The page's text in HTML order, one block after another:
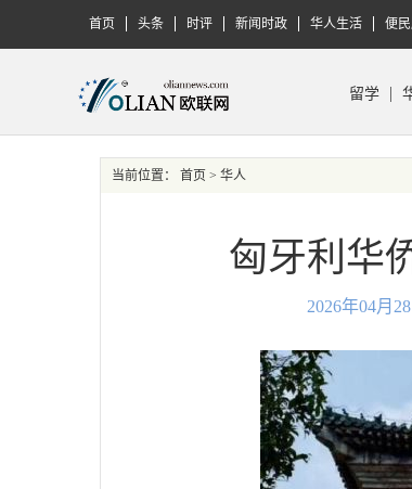
首页 头条 时评 新闻时政 华人生活 便
留学
当前位置： 首页 > 华人
匈牙利华
2026年04月